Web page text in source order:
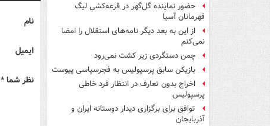
حضور نماینده گل‌گهر در قرعه‌کشی لیگ
قهرمانان آسیا
از این به بعد دیگر نامه‌های استقلال را امضا
نمی‌کنم
چمن دستگردی زیر کشت نمی‌رود
بازیکن سابق پرسپولیس به فجرسپاسی پیوست
اخراج بدون تعارف در انتظار فرد خاطی
پرسپولیس
توافق برای برگزاری دیدار دوستانه ایران و
آذربایجان
نام
ایمیل
نظر شما *